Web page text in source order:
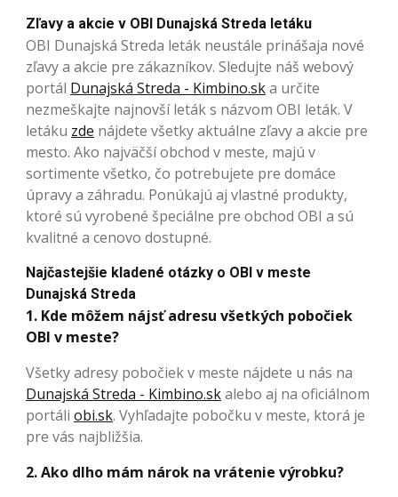
Zľavy a akcie v OBI Dunajská Streda letáku
OBI Dunajská Streda leták neustále prinášaja nové
zľavy a akcie pre zákazníkov. Sledujte náš webový
portál Dunajská Streda - Kimbino.ska určite
nezmeškajte najnovší leták s názvom OBI leták. V
letáku zde nájdete všetky aktuálne zľavy a akcie pre
mesto. Ako najväčší obchod v meste, majú v
sortimente všetko, čo potrebujete pre domáce
úpravy a záhradu. Ponúkajú aj vlastné produkty,
ktoré sú vyrobené špeciálne pre obchod OBI a sú
kvalitné a cenovo dostupné.
Najčastejšie kladené otázky o OBI v meste
Dunajská Streda
1. Kde môžem nájsť adresu všetkých pobočiek
OBI v meste?
Všetky adresy pobočiek v meste nájdete u nás na
Dunajská Streda - Kimbino.skalebo aj na oficiálnom
portáli obi.sk. Vyhľadajte pobočku v meste, ktorá je
pre vás najbližšia.
2. Ako dlho mám nárok na vrátenie výrobku?